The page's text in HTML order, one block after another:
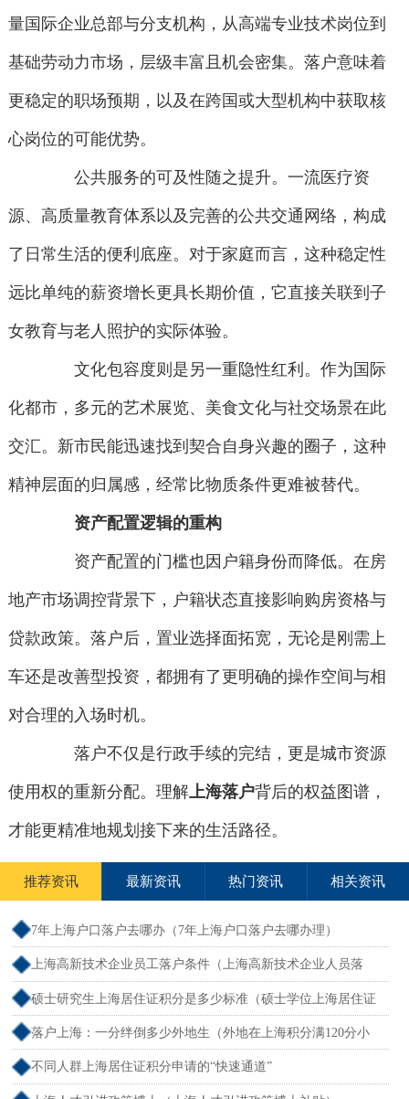
量国际企业总部与分支机构，从高端专业技术岗位到
基础劳动力市场，层级丰富且机会密集。落户意味着
更稳定的职场预期，以及在跨国或大型机构中获取核
心岗位的可能优势。
公共服务的可及性随之提升。一流医疗资
源、高质量教育体系以及完善的公共交通网络，构成
了日常生活的便利底座。对于家庭而言，这种稳定性
远比单纯的薪资增长更具长期价值，它直接关联到子
女教育与老人照护的实际体验。
文化包容度则是另一重隐性红利。作为国际
化都市，多元的艺术展览、美食文化与社交场景在此
交汇。新市民能迅速找到契合自身兴趣的圈子，这种
精神层面的归属感，经常比物质条件更难被替代。
资产配置逻辑的重构
资产配置的门槛也因户籍身份而降低。在房
地产市场调控背景下，户籍状态直接影响购房资格与
贷款政策。落户后，置业选择面拓宽，无论是刚需上
车还是改善型投资，都拥有了更明确的操作空间与相
对合理的入场时机。
落户不仅是行政手续的完结，更是城市资源
使用权的重新分配。理解上海落户背后的权益图谱，
才能更精准地规划接下来的生活路径。
推荐资讯 最新资讯 热门资讯 相关资讯
7年上海户口落户去哪办（7年上海户口落户去哪办理）
上海高新技术企业员工落户条件（上海高新技术企业人员落
户）
硕士研究生上海居住证积分是多少标准（硕士学位上海居住证
积分）
落户上海：一分绊倒多少外地生（外地在上海积分满120分小
孩可以考上海大学吗）
不同人群上海居住证积分申请的“快速通道”